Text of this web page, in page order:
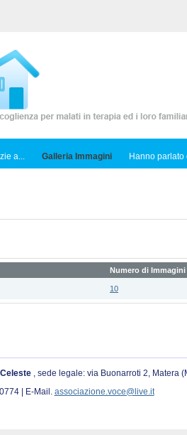
a... Galleria Immagini Hanno parlato
Numero di Immagini
10
, sede legale: via Buonarroti 2, Matera
| E-Mail. associazione.voce@live.it